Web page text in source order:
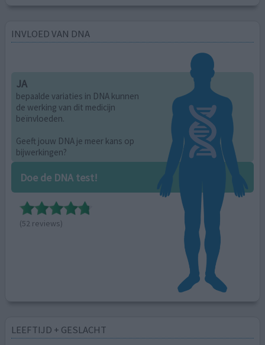
INVLOED VAN DNA
JA
bepaalde variaties in DNA kunnen
de werking van dit medicijn
beïnvloeden.
Geeft jouw DNA je meer kans op
bijwerkingen?
Doe de DNA test!
(52 reviews)
LEEFTIJD + GESLACHT